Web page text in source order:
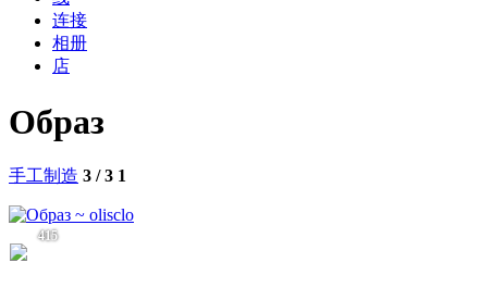
连接
相册
店
Образ
手工制造 3 / 3 1
415